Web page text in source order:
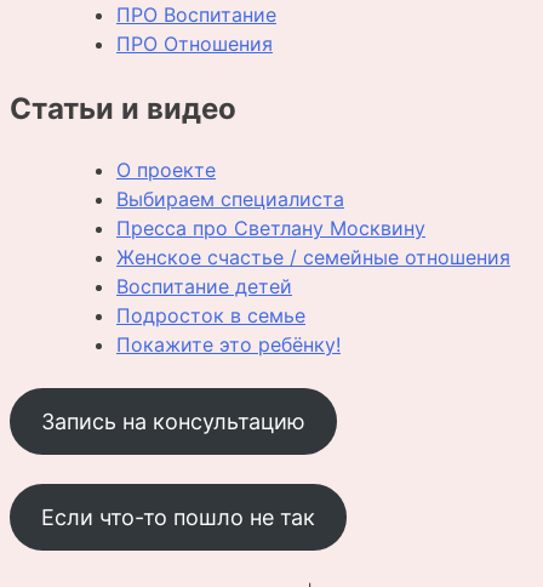
ПРО Воспитание
ПРО Отношения
Статьи и видео
О проекте
Выбираем специалиста
Пресса про Светлану Москвину
Женское счастье / семейные отношения
Воспитание детей
Подросток в семье
Покажите это ребёнку!
Запись на консультацию
Если что-то пошло не так